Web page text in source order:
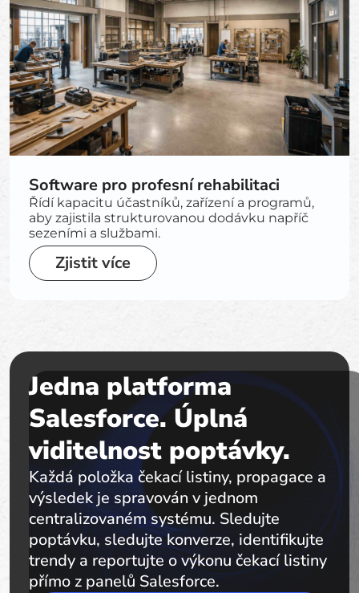
Software pro profesní rehabilitaci
Řídí kapacitu účastníků, zařízení a programů,
aby zajistila strukturovanou dodávku napříč
sezeními a službami.
Zjistit více
Jedna platforma
Salesforce. Úplná
viditelnost poptávky.
Každá položka čekací listiny, propagace a
výsledek je spravován v jednom
centralizovaném systému. Sledujte
poptávku, sledujte konverze, identifikujte
trendy a reportujte o výkonu čekací listiny
přímo z panelů Salesforce.